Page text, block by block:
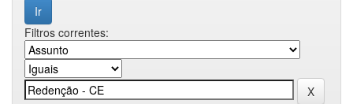
Filtros correntes: